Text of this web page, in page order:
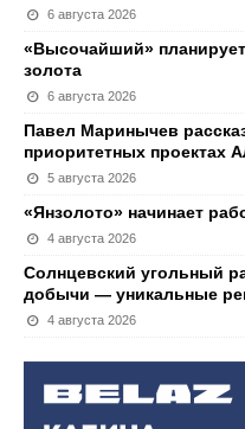
6 августа 2026
«Высочайший»
золота
6 августа 2026
Павел Маринычев
приоритетных проектах
5 августа 2026
«Янзолото» начинает
4 августа 2026
Солнцевский угольный
добычи — уникальные
4 августа 2026